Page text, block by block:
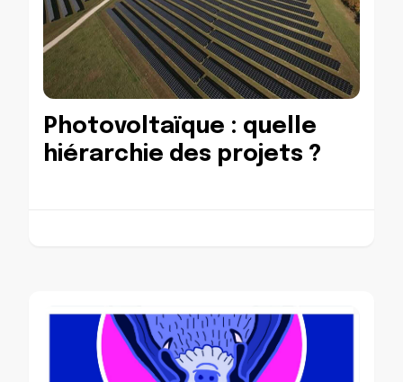
Photovoltaïque : quelle
hiérarchie des projets ?